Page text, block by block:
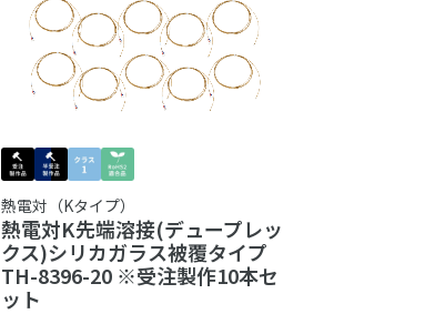
熱電対（Kタイプ）
熱電対K先端溶接(デュープレッ
クス)シリカガラス被覆タイプ
TH-8396-20 ※受注製作10本セ
ット